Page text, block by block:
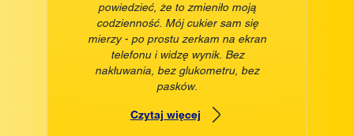
powiedzieć, że to zmieniło moją
codzienność. Mój cukier sam się
mierzy - po prostu zerkam na ekran
telefonu i widzę wynik. Bez
nakłuwania, bez glukometru, bez
pasków.
Czytaj więcej